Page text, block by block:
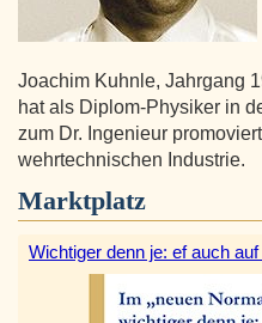
Joachim Kuhnle, Jahrgang
hat als Diplom-Physiker in
zum Dr. Ingenieur
wehrtechnischen Industrie.
Marktplatz
Wichtiger denn je: ef auch auf